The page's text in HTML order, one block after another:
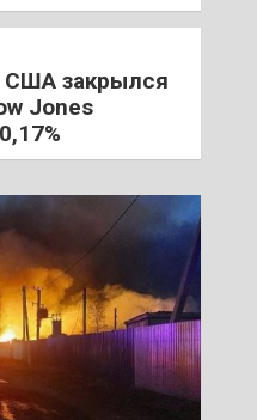
США закрылся
Jones